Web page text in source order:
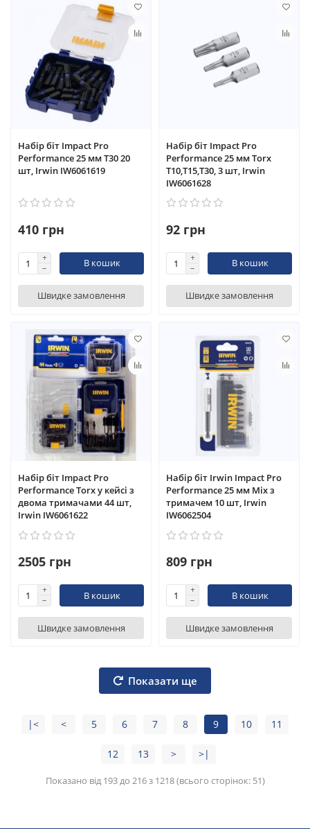
Набір біт Impact Pro
Performance 25 мм T30 20
шт, Irwin IW6061619
410 грн
В кошик
Швидке замовлення
Набір біт Impact Pro
Performance 25 мм Torx
T10,T15,T30, 3 шт, Irwin
IW6061628
92 грн
В кошик
Швидке замовлення
Набір біт Impact Pro
Performance Torx у кейсі з
двома тримачами 44 шт,
Irwin IW6061622
2505 грн
В кошик
Швидке замовлення
Набір біт Irwin Impact Pro
Performance 25 мм Mix з
тримачем 10 шт, Irwin
IW6062504
809 грн
В кошик
Швидке замовлення
Показати ще
|< < 5 6 7 8 9 10 11
12 13 > >|
Показано від 193 до 216 з 1218 (всього сторінок: 51)